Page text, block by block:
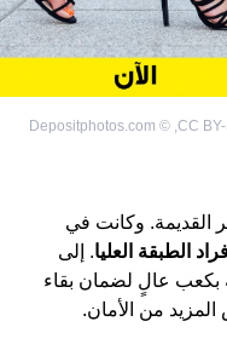
CC
©
Depositphotos.com
القديمة. وكانت في
الطبقة العليا. إلى
بكعب عالٍ لضمان بقاء
من الأمان.